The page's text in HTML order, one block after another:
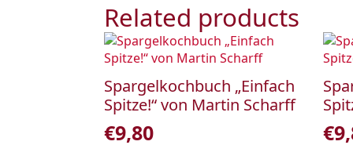
Related products
Spargelkochbuch „Einfach
Spitze!“ von Martin Scharff
€9,80 €